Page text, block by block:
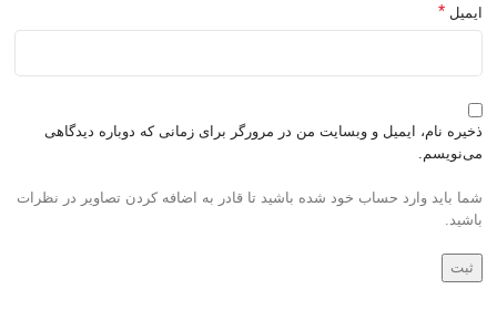
ایمیل *
ذخیره نام، ایمیل و وبسایت من در مرورگر برای زمانی که دوباره دیدگاهی
می‌نویسم.
شما باید وارد حساب خود شده باشید تا قادر به اضافه کردن تصاویر در نظرات
باشید.